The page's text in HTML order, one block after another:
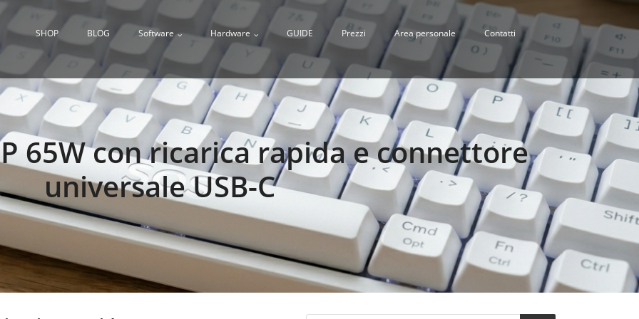
SHOP BLOG Software Hardware GUIDE Prezzi Area personale Contatti
65W con ricarica rapida e connettore
universale USB-C